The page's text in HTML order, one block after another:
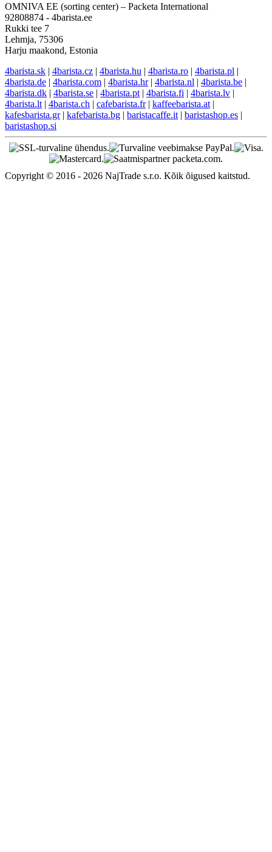
OMNIVA EE (sorting center) – Packeta International
92808874 - 4barista.ee
Rukki tee 7
Lehmja, 75306
Harju maakond, Estonia
4barista.sk | 4barista.cz | 4barista.hu | 4barista.ro | 4barista.pl |
4barista.de | 4barista.com | 4barista.hr| 4barista.nl | 4barista.be |
4barista.dk | 4barista.se | 4barista.pt | 4barista.fi | 4barista.lv |
4barista.lt | 4barista.ch | cafebarista.fr| kaffeebarista.at |
kafesbarista.gr| kafebarista.bg | baristacaffe.it | baristashop.es |
baristashop.si
Copyright © 2016 - 2026 NajTrade s.r.o. Kõik õigused kaitstud.